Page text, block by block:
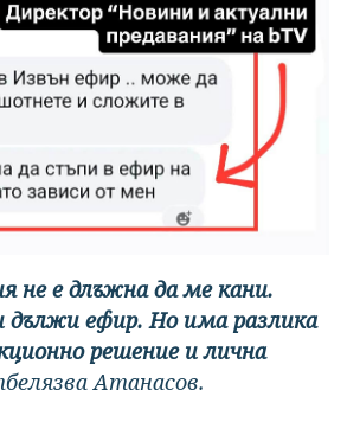
не е длъжна да ме кани.
дължи ефир. Но има разлика
решение и лична
Атанасов.